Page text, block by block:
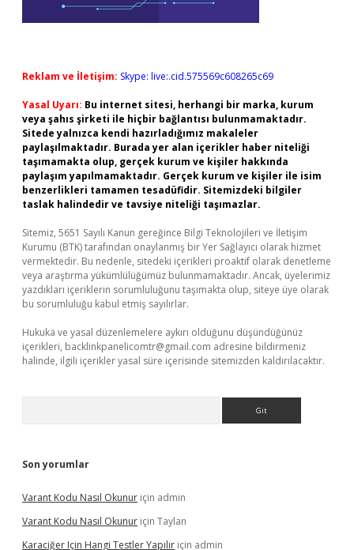
Reklam ve İletişim: Skype: live:.cid.575569c608265c69
Yasal Uyarı: Bu internet sitesi, herhangi bir marka, kurum
veya şahıs şirketi ile hiçbir bağlantısı bulunmamaktadır.
Sitede yalnızca kendi hazırladığımız makaleler
paylaşılmaktadır. Burada yer alan içerikler haber niteliği
taşımamakta olup, gerçek kurum ve kişiler hakkında
paylaşım yapılmamaktadır. Gerçek kurum ve kişiler ile isim
benzerlikleri tamamen tesadüfidir. Sitemizdeki bilgiler
taslak halindedir ve tavsiye niteliği taşımazlar.
Sitemiz, 5651 Sayılı Kanun gereğince Bilgi Teknolojileri ve İletişim
Kurumu (BTK) tarafından onaylanmış bir Yer Sağlayıcı olarak hizmet
vermektedir. Bu nedenle, sitedeki içerikleri proaktif olarak denetleme
veya araştırma yükümlülüğümüz bulunmamaktadır. Ancak, üyelerimiz
yazdıkları içeriklerin sorumluluğunu taşımakta olup, siteye üye olarak
bu sorumluluğu kabul etmiş sayılırlar.
Hukuka ve yasal düzenlemelere aykırı olduğunu düşündüğünüz
içerikleri, backlinkpanelicomtr@gmail.com adresine bildirmeniz
halinde, ilgili içerikler yasal süre içerisinde sitemizden kaldırılacaktır.
Son yorumlar
Varant Kodu Nasıl Okunur için admin
Varant Kodu Nasıl Okunur için Taylan
Karaciğer Için Hangi Testler Yapılır için admin